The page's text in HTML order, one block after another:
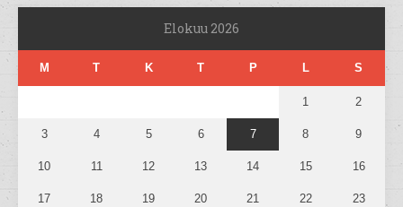
Elokuu 2026
M T K T P L S
1 2
3 4 5 6 7 8 9
10 11 12 13 14 15 16
17 18 19 20 21 22 23